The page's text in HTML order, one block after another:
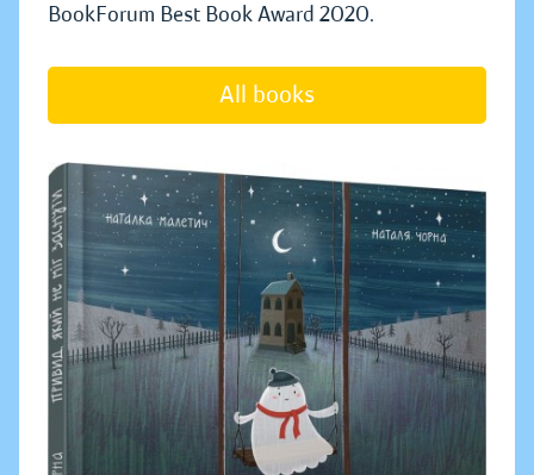
BookForum Best Book Award 2020.
All books